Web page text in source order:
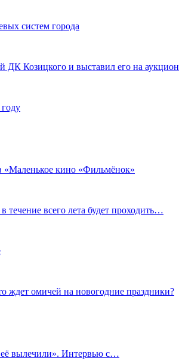
систем города
ДК Козицкого и выставил его на аукцион
кино «Фильмёнок»
течение всего лета будет проходить…
ждет омичей на новогодние праздники?
её вылечили». Интервью с…